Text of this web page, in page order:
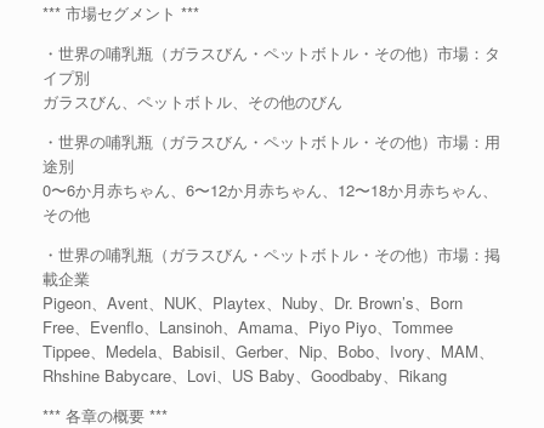
*** 市場セグメント ***
・世界の哺乳瓶（ガラスびん・ペットボトル・その他）市場：タ
イプ別
ガラスびん、ペットボトル、その他のびん
・世界の哺乳瓶（ガラスびん・ペットボトル・その他）市場：用
途別
0〜6か月赤ちゃん、6〜12か月赤ちゃん、12〜18か月赤ちゃん、
その他
・世界の哺乳瓶（ガラスびん・ペットボトル・その他）市場：掲
載企業
Pigeon、Avent、NUK、Playtex、Nuby、Dr. Brown’s、Born
Free、Evenflo、Lansinoh、Amama、Piyo Piyo、Tommee
Tippee、Medela、Babisil、Gerber、Nip、Bobo、Ivory、MAM、
Rhshine Babycare、Lovi、US Baby、Goodbaby、Rikang
*** 各章の概要 ***